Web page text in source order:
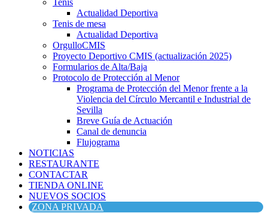
Actualidad Deportiva
Tenis de mesa
Actualidad Deportiva
OrgulloCMIS
Proyecto Deportivo CMIS (actualización 2025)
Formularios de Alta/Baja
Protocolo de Protección al Menor
Programa de Protección del Menor frente a la
Violencia del Círculo Mercantil e Industrial de
Sevilla
Breve Guía de Actuación
Canal de denuncia
Flujograma
NOTICIAS
RESTAURANTE
CONTACTAR
TIENDA ONLINE
NUEVOS SOCIOS
ZONA PRIVADA